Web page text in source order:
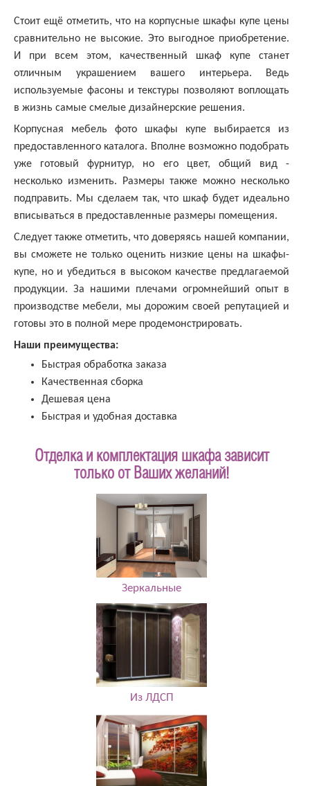
Стоит ещё отметить, что на корпусные шкафы купе цены
сравнительно не высокие. Это выгодное приобретение.
И при всем этом, качественный шкаф купе станет
отличным украшением вашего интерьера. Ведь
используемые фасоны и текстуры позволяют воплощать
в жизнь самые смелые дизайнерские решения.
Корпусная мебель фото шкафы купе выбирается из
предоставленного каталога. Вполне возможно подобрать
уже готовый фурнитур, но его цвет, общий вид -
несколько изменить. Размеры также можно несколько
подправить. Мы сделаем так, что шкаф будет идеально
вписываться в предоставленные размеры помещения.
Следует также отметить, что доверяясь нашей компании,
вы сможете не только оценить низкие цены на шкафы-
купе, но и убедиться в высоком качестве предлагаемой
продукции. За нашими плечами огромнейший опыт в
производстве мебели, мы дорожим своей репутацией и
готовы это в полной мере продемонстрировать.
Наши преимущества:
Быстрая обработка заказа
Качественная сборка
Дешевая цена
Быстрая и удобная доставка
Отделка и комплектация шкафа зависит
только от Ваших желаний!
Зеркальные
Из ЛДСП